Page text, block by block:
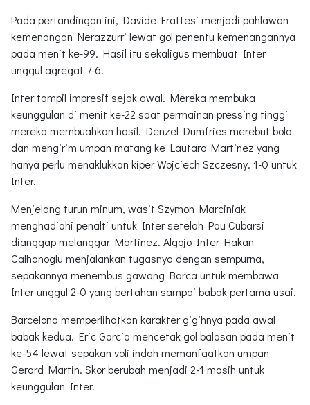
Pada pertandingan ini, Davide Frattesi menjadi pahlawan
kemenangan Nerazzurri lewat gol penentu kemenangannya
pada menit ke-99. Hasil itu sekaligus membuat Inter
unggul agregat 7-6.
Inter tampil impresif sejak awal. Mereka membuka
keunggulan di menit ke-22 saat permainan pressing tinggi
mereka membuahkan hasil. Denzel Dumfries merebut bola
dan mengirim umpan matang ke Lautaro Martinez yang
hanya perlu menaklukkan kiper Wojciech Szczesny. 1-0 untuk
Inter.
Menjelang turun minum, wasit Szymon Marciniak
menghadiahi penalti untuk Inter setelah Pau Cubarsi
dianggap melanggar Martinez. Algojo Inter Hakan
Calhanoglu menjalankan tugasnya dengan sempurna,
sepakannya menembus gawang Barca untuk membawa
Inter unggul 2-0 yang bertahan sampai babak pertama usai.
Barcelona memperlihatkan karakter gigihnya pada awal
babak kedua. Eric Garcia mencetak gol balasan pada menit
ke-54 lewat sepakan voli indah memanfaatkan umpan
Gerard Martin. Skor berubah menjadi 2-1 masih untuk
keunggulan Inter.